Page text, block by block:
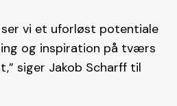
vi et uforløst potentiale
og inspiration på tværs
siger Jakob Scharff til